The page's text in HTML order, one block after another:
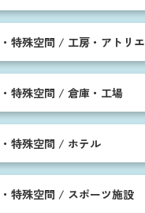
特殊空間 / 工房・アトリエ
特殊空間 / 倉庫・工場
特殊空間 / ホテル
特殊空間 / スポーツ施設